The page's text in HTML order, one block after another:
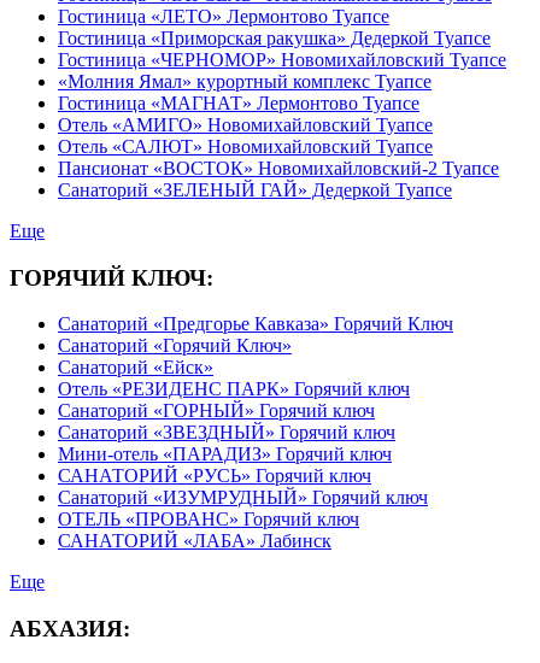
Гостиница «ЛЕТО» Лермонтово Туапсе
Гостиница «Приморская ракушка» Дедеркой Туапсе
Гостиница «ЧЕРНОМОР» Новомихайловский Туапсе
«Молния Ямал» курортный комплекс Туапсе
Гостиница «МАГНАТ» Лермонтово Туапсе
Отель «АМИГО» Новомихайловский Туапсе
Отель «САЛЮТ» Новомихайловский Туапсе
Пансионат «ВОСТОК» Новомихайловский-2 Туапсе
Санаторий «ЗЕЛЕНЫЙ ГАЙ» Дедеркой Туапсе
Еще
ГОРЯЧИЙ КЛЮЧ:
Санаторий «Предгорье Кавказа» Горячий Ключ
Санаторий «Горячий Ключ»
Санаторий «Ейск»
Отель «РЕЗИДЕНС ПАРК» Горячий ключ
Санаторий «ГОРНЫЙ» Горячий ключ
Санаторий «ЗВЕЗДНЫЙ» Горячий ключ
Мини-отель «ПАРАДИЗ» Горячий ключ
САНАТОРИЙ «РУСЬ» Горячий ключ
Санаторий «ИЗУМРУДНЫЙ» Горячий ключ
ОТЕЛЬ «ПРОВАНС» Горячий ключ
САНАТОРИЙ «ЛАБА» Лабинск
Еще
АБХАЗИЯ: